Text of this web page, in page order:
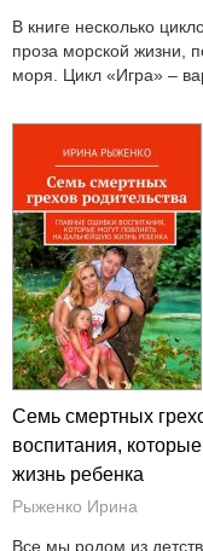
В книге несколько
проза морской жизни,
моря. Цикл «Игра» –
Семь смертных
воспитания,
жизнь ребенка
Рыженко Ирина
Все мы родом из